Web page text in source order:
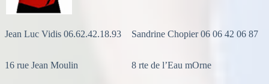
Jean Luc Vidis 06.62.42.18.93 Sandrine Chopier 06 06 42 06 87
16 rue Jean Moulin 8 rte de l’Eau mOrne